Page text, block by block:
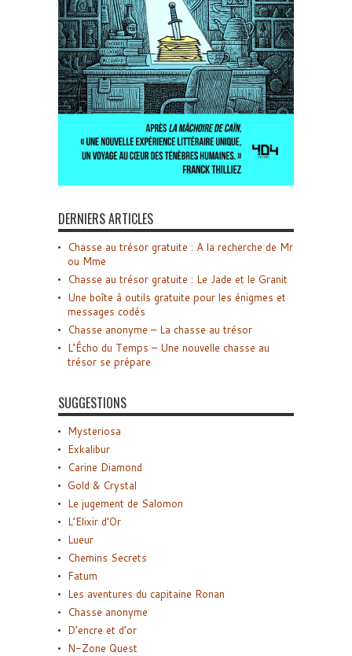
DERNIERS ARTICLES
Chasse au trésor gratuite : A la recherche de Mr
ou Mme
Chasse au trésor gratuite : Le Jade et le Granit
Une boîte à outils gratuite pour les énigmes et
messages codés
Chasse anonyme – La chasse au trésor
L’Écho du Temps – Une nouvelle chasse au
trésor se prépare
SUGGESTIONS
Mysteriosa
Exkalibur
Carine Diamond
Gold & Crystal
Le jugement de Salomon
L’Elixir d’Or
Lueur
Chemins Secrets
Fatum
Les aventures du capitaine Ronan
Chasse anonyme
D’encre et d’or
N-Zone Quest